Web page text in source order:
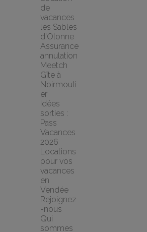
de
vacances
les Sables
d'Olonne
Assurance
annulation
Meetch
Gîte à
Noirmouti
er
Idées
sorties :
Pass
Vacances
2026
Locations
pour vos
vacances
en
Vendée
Rejoignez
-nous
Qui
sommes